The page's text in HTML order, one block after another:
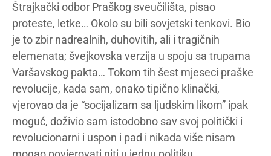
Štrajkački odbor Praškog sveučilišta, pisao
proteste, letke… Okolo su bili sovjetski tenkovi. Bio
je to zbir nadrealnih, duhovitih, ali i tragičnih
elemenata; švejkovska verzija u spoju sa trupama
Varšavskog pakta… Tokom tih šest mjeseci praške
revolucije, kada sam, onako tipično klinački,
vjerovao da je “socijalizam sa ljudskim likom” ipak
moguć, doživio sam istodobno sav svoj politički i
revolucionarni i uspon i pad i nikada više nisam